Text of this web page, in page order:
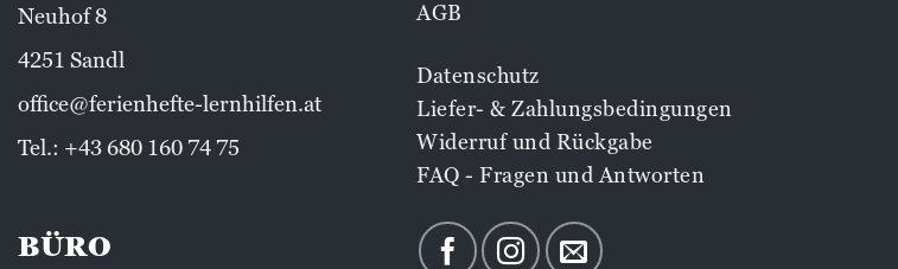
Neuhof 8
4251 Sandl
office@ferienhefte-lernhilfen.at
Tel.: +43 680 160 74 75
BÜRO
AGB
Datenschutz
Liefer- & Zahlungsbedingungen
Widerruf und Rückgabe
FAQ - Fragen und Antworten